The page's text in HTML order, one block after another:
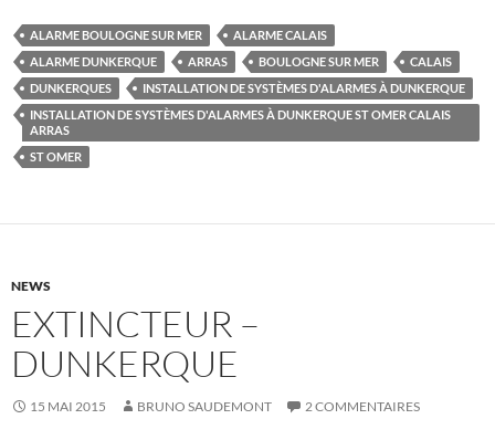
ALARME BOULOGNE SUR MER
ALARME CALAIS
ALARME DUNKERQUE
ARRAS BOULOGNE SUR MER
CALAIS
DUNKERQUES
INSTALLATION DE SYSTÈMES D'ALARMES À DUNKERQUE
INSTALLATION DE SYSTÈMES D'ALARMES À DUNKERQUE ST OMER CALAIS
ARRAS
ST OMER
NEWS
EXTINCTEUR –
DUNKERQUE
15 MAI 2015 BRUNO SAUDEMONT 2 COMMENTAIRES